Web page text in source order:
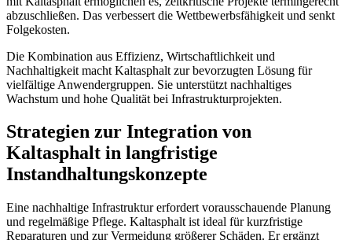
abzuschließen. Das verbessert die Wettbewerbsfähigkeit und senkt
Folgekosten.
Die Kombination aus Effizienz, Wirtschaftlichkeit und
Nachhaltigkeit macht Kaltasphalt zur bevorzugten Lösung für
vielfältige Anwendergruppen. Sie unterstützt nachhaltiges
Wachstum und hohe Qualität bei Infrastrukturprojekten.
Strategien zur Integration von
Kaltasphalt in langfristige
Instandhaltungskonzepte
Eine nachhaltige Infrastruktur erfordert vorausschauende Planung
und regelmäßige Pflege. Kaltasphalt ist ideal für kurzfristige
Reparaturen und zur Vermeidung größerer Schäden. Er ergänzt